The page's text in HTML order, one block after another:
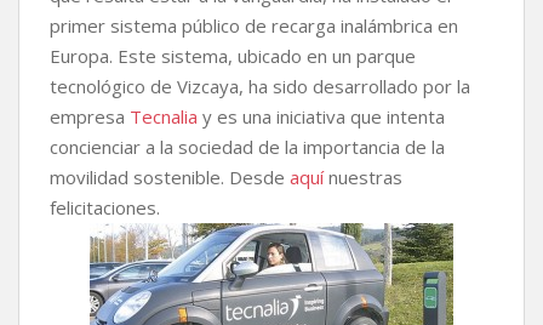
primer sistema público de recarga inalámbrica en
Europa. Este sistema, ubicado en un parque
tecnológico de Vizcaya, ha sido desarrollado por la
empresa Tecnalia y es una iniciativa que intenta
concienciar a la sociedad de la importancia de la
movilidad sostenible. Desde aquínuestras
felicitaciones.